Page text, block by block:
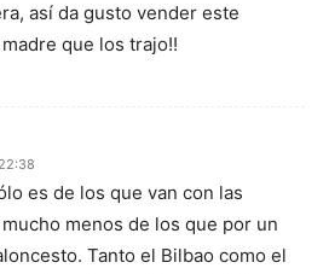
así da gusto vender este
que los trajo!!
es de los que van con las
menos de los que por un
Tanto el Bilbao como el